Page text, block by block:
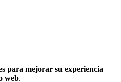
para mejorar su experiencia
web.